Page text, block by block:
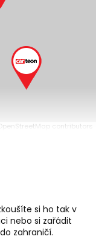
contributors
si ho tak v
nebo si zařádit
zahraničí.